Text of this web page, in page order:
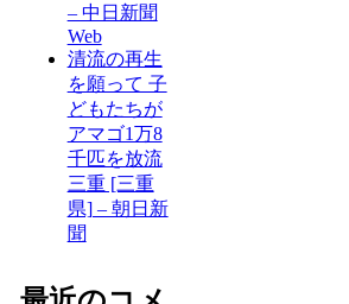
– 中日新聞
Web
清流の再生
を願って 子
どもたちが
アマゴ1万8
千匹を放流
三重 [三重
県] – 朝日新
聞